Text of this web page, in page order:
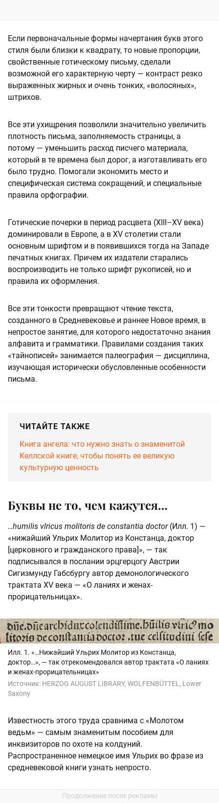
Если первоначальные формы начертания букв этого
стиля были близки к квадрату, то новые пропорции,
свойственные готическому письму, сделали
возможной его характерную черту — контраст резко
выраженных жирных и очень тонких, «волосяных»,
штрихов.
Все эти ухищрения позволили значительно увеличить
плотность письма, заполняемость страницы, а
потому — уменьшить расход писчего материала,
который в те времена был дорог, а изготавливать его
было трудно. Помогали экономить место и
специфическая система сокращений, и специальные
правила орфографии.
Готические почерки в период расцвета (XIII–XV века)
доминировали в Европе, а в XV столетии стали
основным шрифтом и в появившихся тогда на Западе
печатных книгах. Причем их издатели старались
воспроизводить не только шрифт рукописей, но и
правила их оформления.
Все эти тонкости превращают чтение текста,
созданного в Средневековье и раннее Новое время, в
непростое занятие, для которого недостаточно знания
алфавита и грамматики. Правилами создания таких
«тайнописей» занимается палеография — дисциплина,
изучающая исторически обусловленные особенности
письма.
ЧИТАЙТЕ ТАКЖЕ
Книга ангела: что нужно знать о знаменитой
Келлской книге, чтобы понять ее великую
культурную ценность
Буквы не то, чем кажутся…
…humilis vlricus molitoris de constantia doctor(Илл. 1) —
«нижайший Ульрих Молитор из Констанца, доктор
[церковного и гражданского права]», — так
подписывался в послании эрцгерцогу Австрии
Сигизмунду Габсбургу автор демонологического
трактата XV века — «О ланиях и женах-
прорицательницах».
Илл. 1. «…Нижайший Ульрих Молитор из Констанца,
доктор…», — так отрекомендовался автор трактата «О ланиях
и женах-прорицательницах»
Источник: HERZOG AUGUST LIBRARY, WOLFENBÜTTEL, Lower
Saxony
Известность этого труда сравнима с «Молотом
ведьм» — самым знаменитым пособием для
инквизиторов по охоте на колдуний.
Распространенное немецкое имя Ульрих во фразе из
средневековой книги узнать непросто.